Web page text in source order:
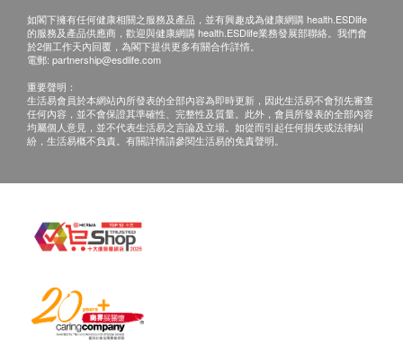
9大重點功效：
1. 補肺益腎
2. 增強免疫
3. 調理血氣
4. 延緩衰老
5. 養心安神
7. 活血益氣
9. 固本培元
第一週期：調補期（調節身體 提升抵抗力）
第三週期：養生期 （全面養生 健康長壽）
如閣下擁有任何健康相關之服務及產品，並有興趣成為健康網購 health.ESDlife
的服務及產品供應商，歡迎與健康網購 health.ESDlife業務發展部聯絡。我們會
於2個工作天內回覆，為閣下提供更多有關合作詳情。
電郵: partnership@esdlife.com
重要聲明：
生活易會員於本網站內所發表的全部內容為即時更新，因此生活易不會預先審查
任何內容，並不會保證其準確性、完整性及質量。此外，會員所發表的全部內容
均屬個人意見，並不代表生活易之言論及立場。如從而引起任何損失或法律糾
紛，生活易概不負責。有關詳情請參閱生活易的免責聲明。